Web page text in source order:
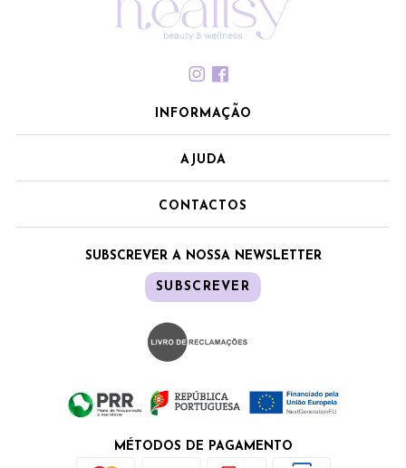
INFORMAÇÃO
AJUDA
CONTACTOS
SUBSCREVER A NOSSA NEWSLETTER
SUBSCREVER
MÉTODOS DE PAGAMENTO